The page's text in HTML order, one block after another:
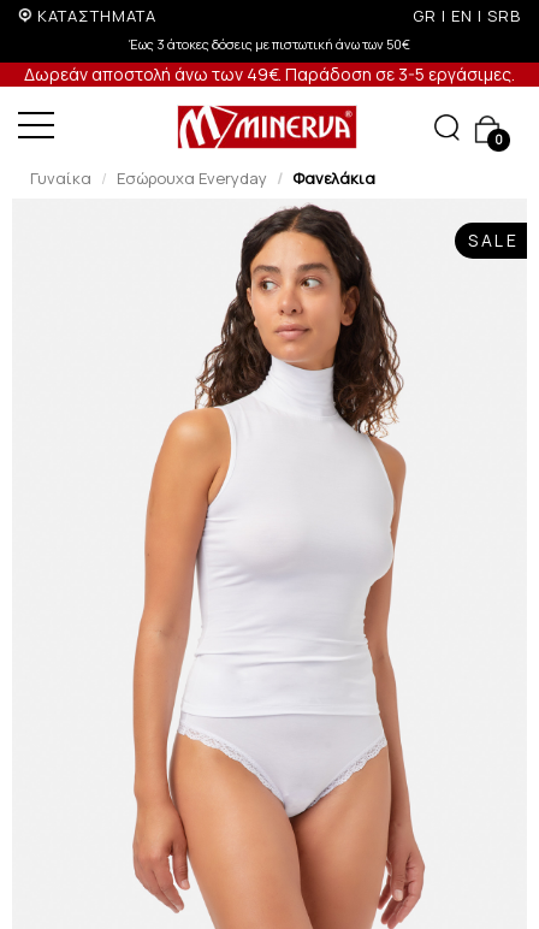
ΚΑΤΑΣΤΗΜΑΤΑ GR | EN | SRB
Έως 3 άτοκες δόσεις με πιστωτική άνω των 50€
Δωρεάν αποστολή άνω των 49€. Παράδοση σε 3-5 εργάσιμες.
0
Γυναίκα Εσώρουχα Everyday Φανελάκια
SALE